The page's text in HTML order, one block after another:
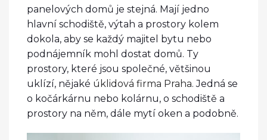
panelových domů je stejná. Mají jedno
hlavní schodiště, výtah a prostory kolem
dokola, aby se každý majitel bytu nebo
podnájemník mohl dostat domů. Ty
prostory, které jsou společné, většinou
uklízí, nějaké úklidová firma Praha. Jedná se
o kočárkárnu nebo kolárnu, o schodiště a
prostory na něm, dále mytí oken a podobně.